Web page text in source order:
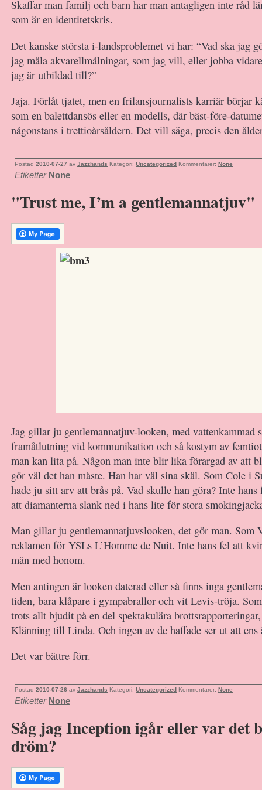
Skaffar man familj och barn har man antagligen inte råd
som är en identitetskris.
Det kanske största i-landsproblemet vi har: “Vad ska jag
jag måla akvarellmålningar, som jag vill, eller jobba
jag är utbildad till?”
Jaja. Förlåt tjatet, men en frilansjournalists karriär börjar
som en balettdansös eller en modells, där bäst-före-
någonstans i trettioårsåldern. Det vill säga, precis den
Postad 2010-07-27 av Jazzhands Kategori: Uncategorized Kommentarer: None
Etiketter None
"Trust me, I’m a gentlemannatjuv"
Jag gillar ju gentlemannatjuv-looken, med vattenkammad
framåtlutning vid kommunikation och så kostym av
man kan lita på. Någon man inte blir lika förargad av att
gör väl det han måste. Han har väl sina skäl. Som Cole i
hade ju sitt arv att brås på. Vad skulle han göra? Inte
att diamanterna slank ned i hans lite för stora
Man gillar ju gentlemannatjuvslooken, det gör man. Som
reklamen för YSLs L’Homme de Nuit. Inte hans fel att
män med honom.
Men antingen är looken daterad eller så finns inga
tiden, bara klåpare i gympabrallor och vit Levis-tröja.
trots allt bjudit på en del spektakulära
Klänning till Linda. Och ingen av de haffade ser ut att ens
Det var bättre förr.
Postad 2010-07-26 av Jazzhands Kategori: Uncategorized Kommentarer: None
Etiketter None
Såg jag Inception igår eller var det
dröm?